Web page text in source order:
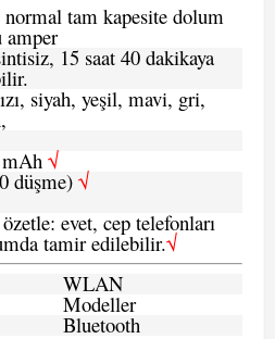
tam kapesite dolum
amper
15 saat 40 dakikaya
siyah, yeşil, mavi, gri,
√
düşme) √
özetle: evet, cep telefonları
tamir edilebilir.√
WLAN
Modeller
Bluetooth